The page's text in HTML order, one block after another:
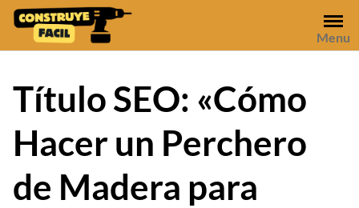
Skip
content
Menu
Título SEO: «Cómo
Hacer un Perchero
de Madera para